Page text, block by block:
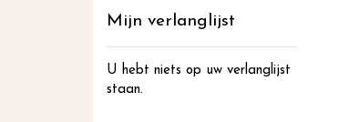
Mijn verlanglijst
U hebt niets op uw verlanglijst
staan.